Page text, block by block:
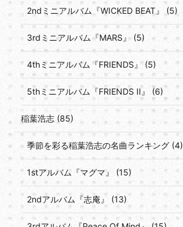
2ndミニアルバム『WICKED BEAT』 (5)
3rdミニアルバム『MARS』 (5)
4thミニアルバム『FRIENDS』 (5)
5thミニアルバム『FRIENDS II』 (6)
稲葉浩志 (85)
季節を彩る稲葉浩志の名曲ランキング (4)
1stアルバム『マグマ』 (15)
2ndアルバム『志庵』 (13)